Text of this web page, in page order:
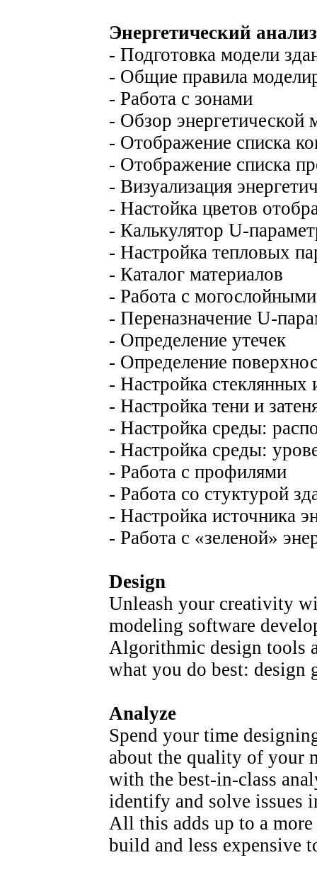
Энергетический анализ
- Подготовка модели
- Общие правила
- Работа с зонами
- Обзор энергетической
- Отображение списка
- Отображение списка
- Визуализация
- Настойка цветов
- Калькулятор U-
- Настройка тепловых
- Каталог материалов
- Работа с
- Переназначение U-
- Определение утечек
- Определение
- Настройка
- Настройка тени и
- Настройка среды:
- Настройка среды:
- Работа с профилями
- Работа со стуктурой
- Настройка источника
- Работа с «зеленой»
Design
Unleash your creativity
modeling software
Algorithmic design tools
what you do best: design
Analyze
Spend your time
about the quality of your
with the best-in-class
identify and solve issues
All this adds up to a more
build and less expensive